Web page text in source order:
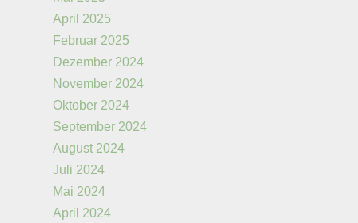
April 2025
Februar 2025
Dezember 2024
November 2024
Oktober 2024
September 2024
August 2024
Juli 2024
Mai 2024
April 2024